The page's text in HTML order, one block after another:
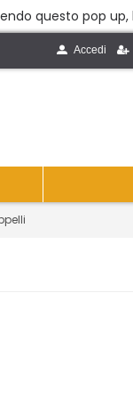
questo pop
Accedi